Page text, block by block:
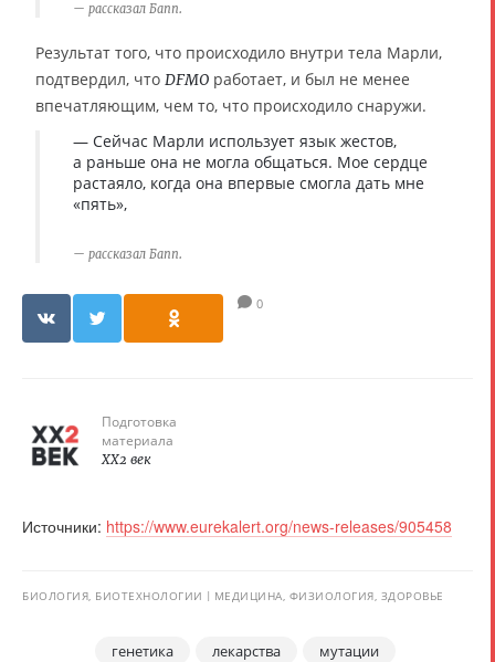
рассказал Бапп.
Результат того, что происходило внутри тела Марли,
подтвердил, что DFMO работает, и был не менее
впечатляющим, чем то, что происходило снаружи.
— Сейчас Марли использует язык жестов,
а раньше она не могла общаться. Мое сердце
растаяло, когда она впервые смогла дать мне
«пять»,
рассказал Бапп.
0
Подготовка
материала
XX2 век
Источники: https://www.eurekalert.org/news-releases/905458
БИОЛОГИЯ, БИОТЕХНОЛОГИИ МЕДИЦИНА, ФИЗИОЛОГИЯ, ЗДОРОВЬЕ
генетика лекарства
мутации